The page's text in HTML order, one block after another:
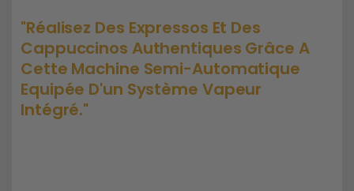
beige
beige
"Réalisez Des Expressos Et Des
Cappuccinos Authentiques Grâce A
Cette Machine Semi-Automatique
Equipée D'un Système Vapeur
Intégré."